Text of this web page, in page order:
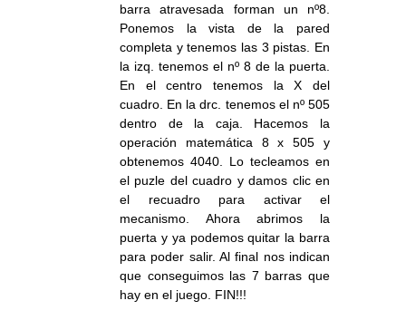
barra atravesada forman un nº8.
Ponemos la vista de la pared
completa y tenemos las 3 pistas. En
la izq. tenemos el nº 8 de la puerta.
En el centro tenemos la X del
cuadro. En la drc. tenemos el nº 505
dentro de la caja. Hacemos la
operación matemática 8 x 505 y
obtenemos 4040. Lo tecleamos en
el puzle del cuadro y damos clic en
el recuadro para activar el
mecanismo. Ahora abrimos la
puerta y ya podemos quitar la barra
para poder salir. Al final nos indican
que conseguimos las 7 barras que
hay en el juego. FIN!!!